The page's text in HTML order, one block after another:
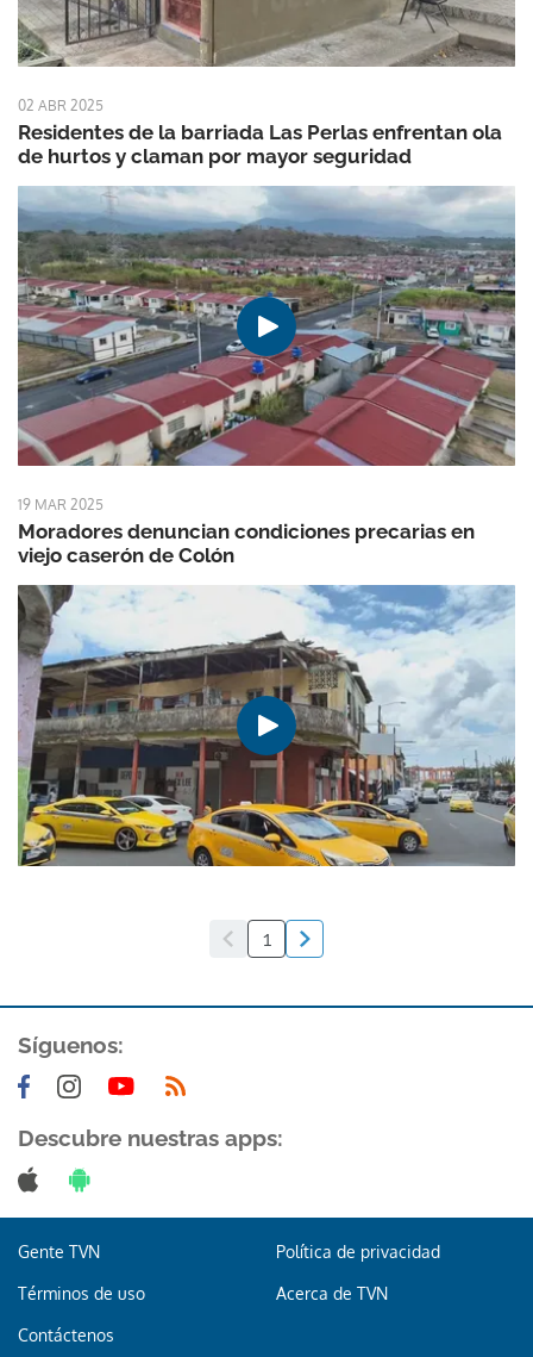
02 ABR 2025
Residentes de la barriada Las Perlas enfrentan ola
de hurtos y claman por mayor seguridad
19 MAR 2025
Moradores denuncian condiciones precarias en
viejo caserón de Colón
1
Síguenos:
Descubre nuestras apps:
Gente TVN Política de privacidad
Términos de uso Acerca de TVN
Contáctenos